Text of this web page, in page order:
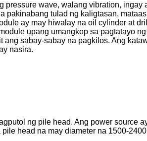
wave, walang vibration,
pakinabang tulad ng kaligtasan,
ay may hiwalay na oil cylinder at
upang umangkop sa pagtatayo
sabay-sabay na pagkilos. Ang
nasira.
ng pile head. Ang power source
head na may diameter na 1500-